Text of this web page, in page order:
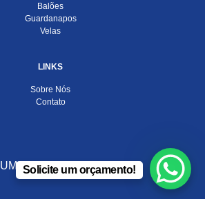
Balões
Guardanapos
Velas
LINKS
Sobre Nós
Contato
UMA EMPRESA DO
Solicite um orçamento!